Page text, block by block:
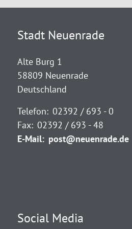
Stadt Neuenrade
Alte Burg 1
58809 Neuenrade
Deutschland
Telefon: 02392 / 693 - 0
Fax: 02392 / 693 - 48
E-Mail: post@neuenrade.de
Social Media